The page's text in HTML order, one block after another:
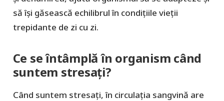
să își găsească echilibrul în condițiile vieții
trepidante de zi cu zi.
Ce se întâmplă în organism când
suntem stresați?
Când suntem stresați, în circulația sangvină are